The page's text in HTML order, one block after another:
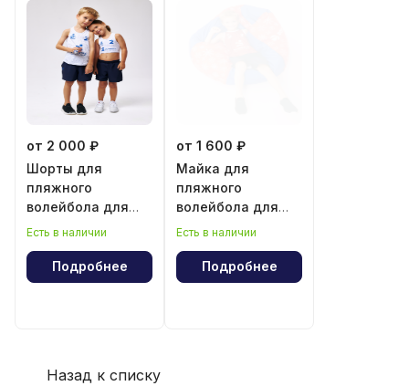
от 2 000 ₽
Шорты для
пляжного
волейбола для
мальчика и
Есть в наличии
Подробнее
от 1 600 ₽
Майка для
пляжного
волейбола для
мальчика
Есть в наличии
Подробнее
Назад к списку